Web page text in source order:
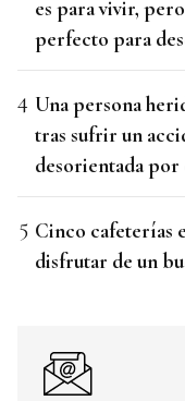
es para vivir,
perfecto para
Una persona
tras sufrir un
desorientada
Cinco cafeterías
disfrutar de un